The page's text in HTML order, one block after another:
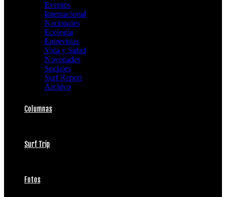
Eventos
Internacional
Nacionales
Ecología
Entrevistas
Vida y Salud
Novedades
Sociales
Surf Report
Archivo
Columnas
Surf Trip
Fotos